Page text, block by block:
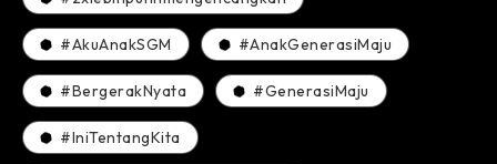
#AkuAnakSGM #AnakGenerasiMaju
#BergerakNyata #GenerasiMaju
#IniTentangKita